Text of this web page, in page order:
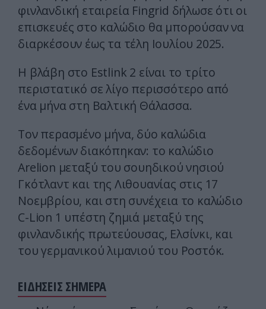
φινλανδική εταιρεία Fingrid δήλωσε ότι οι
επισκευές στο καλώδιο θα μπορούσαν να
διαρκέσουν έως τα τέλη Ιουλίου 2025.
Η βλάβη στο Estlink 2 είναι το τρίτο
περιστατικό σε λίγο περισσότερο από
ένα μήνα στη Βαλτική Θάλασσα.
Τον περασμένο μήνα, δύο καλώδια
δεδομένων διακόπηκαν: το καλώδιο
Arelion μεταξύ του σουηδικού νησιού
Γκότλαντ και της Λιθουανίας στις 17
Νοεμβρίου, και στη συνέχεια το καλώδιο
C-Lion 1 υπέστη ζημιά μεταξύ της
φινλανδικής πρωτεύουσας, Ελσίνκι, και
του γερμανικού λιμανιού του Ροστόκ.
ΕΙΔΗΣΕΙΣ ΣΗΜΕΡΑ